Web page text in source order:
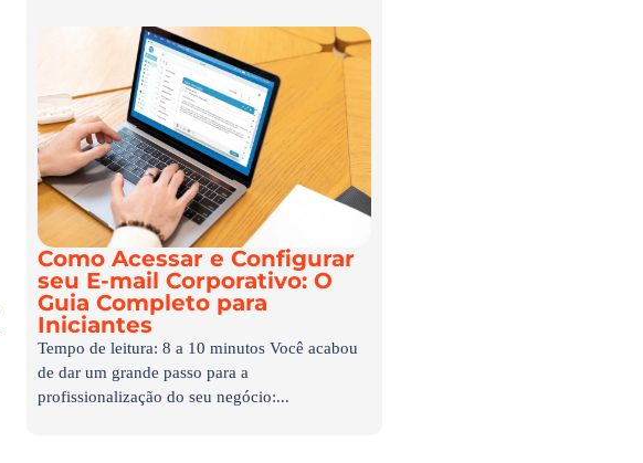
Como Acessar e Configurar
seu E-mail Corporativo: O
Guia Completo para
Iniciantes
Tempo de leitura: 8 a 10 minutos Você acabou
de dar um grande passo para a
profissionalização do seu negócio:...